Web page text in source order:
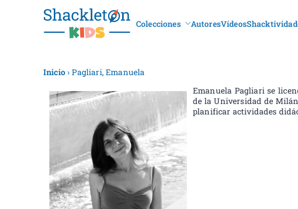
Shackletonkids
Colecciones AutoresVídeos
Inicio› Pagliari, Emanuela
Emanuela Pagliari se
de la Universidad de
planificar actividades